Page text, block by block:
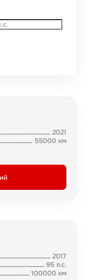
2021
55000 км
2017
95 л.с.
100000 км